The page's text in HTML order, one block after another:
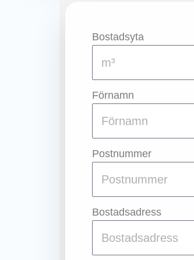
Bostadsyta
Förnamn
Postnummer
Bostadsadress